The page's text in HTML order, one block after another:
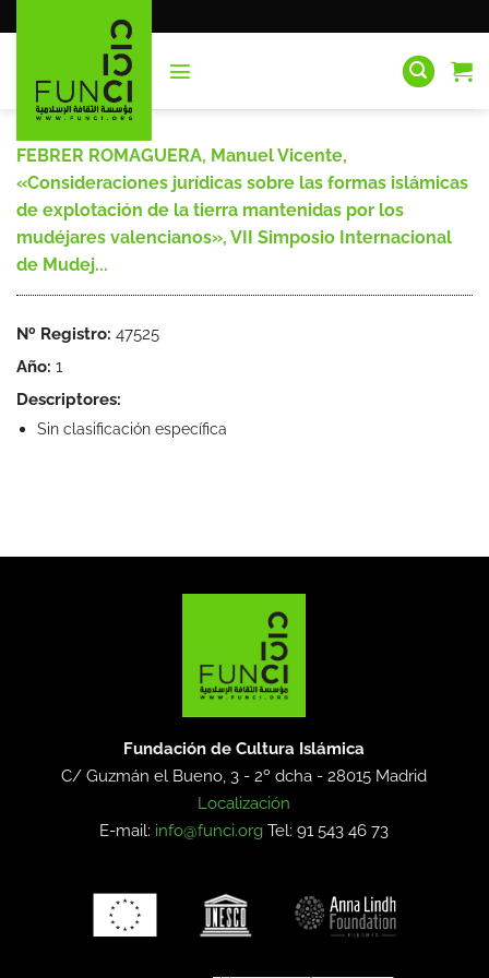
al
FEBRER ROMAGUERA, Manuel Vicente,
«Consideraciones jurídicas sobre las formas islámicas
de explotación de la tierra mantenidas por los
mudéjares valencianos», VII Simposio Internacional
de Mudej...
Nº Registro: 47525
Año: 1
Descriptores:
Sin clasificación específica
Fundación de Cultura Islámica
C/ Guzmán el Bueno, 3 - 2º dcha -28015 Madrid
Localización
E-mail: info@funci.org Tel: 91 543 46 73